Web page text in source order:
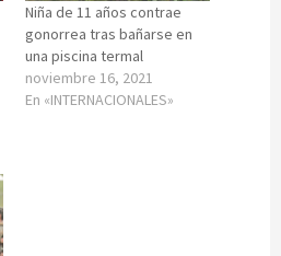
Niña de 11 años contrae
gonorrea tras bañarse en
una piscina termal
noviembre 16, 2021
En «INTERNACIONALES»